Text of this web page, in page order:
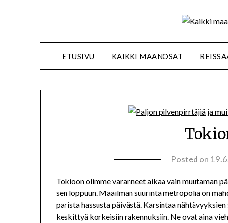
ETUSIVU KAIKKI MAANOSAT
Posted on
Tokioon olimme varanneet aikaa vain muutaman
sen loppuun. Maailman suurinta metropolia on
parista hassusta päivästä. Karsintaa
keskittyä korkeisiin rakennuksiin. Ne ovat aina